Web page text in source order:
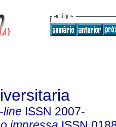
line ISSN 2007-